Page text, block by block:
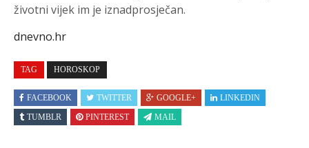
životni vijek im je iznadprosječan.
dnevno.hr
TAG HOROSKOP
FACEBOOK TWITTER GOOGLE+
LINKEDIN
TUMBLR
PINTEREST MAIL